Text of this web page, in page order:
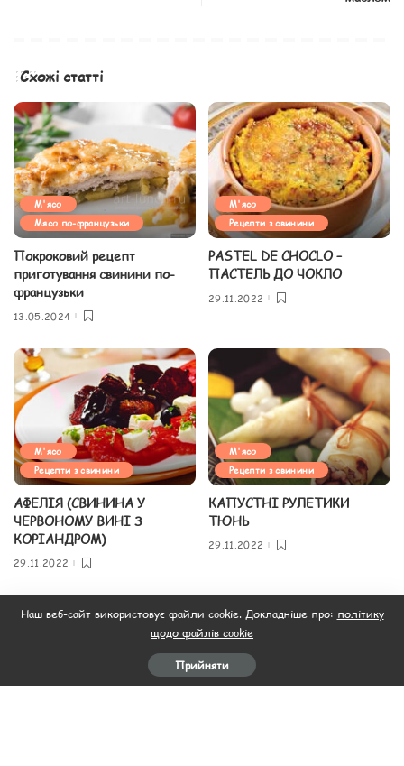
Схожі статті
М'ясо
Мясо по-французьки
Покроковий рецепт
приготування свинини по-
французьки
13.05.2024
М'ясо
Рецепти з свинини
PASTEL DE CHOCLO –
ПАСТЕЛЬ ДО ЧОКЛО
29.11.2022
М'ясо
Рецепти з свинини
АФЕЛІЯ (СВИНИНА У
ЧЕРВОНОМУ ВИНІ З
КОРІАНДРОМ)
29.11.2022
М'ясо
Рецепти з свинини
КАПУСТНІ РУЛЕТИКИ
ТЮНЬ
29.11.2022
Завантажити ще
Наш веб-сайт використовує файли cookie. Докладніше про: політику
щодо файлів cookie
Прийняти